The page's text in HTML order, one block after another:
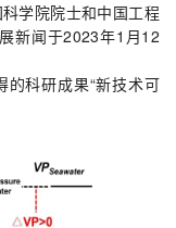
学院院士和中国工程
新闻于2023年1月12
的科研成果“新技术可